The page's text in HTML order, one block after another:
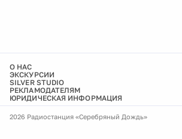
О НАС
ЭКСКУРСИИ
SILVER STUDIO
РЕКЛАМОДАТЕЛЯМ
ЮРИДИЧЕСКАЯ ИНФОРМАЦИЯ
2026 Радиостанция «Серебряный Дождь»